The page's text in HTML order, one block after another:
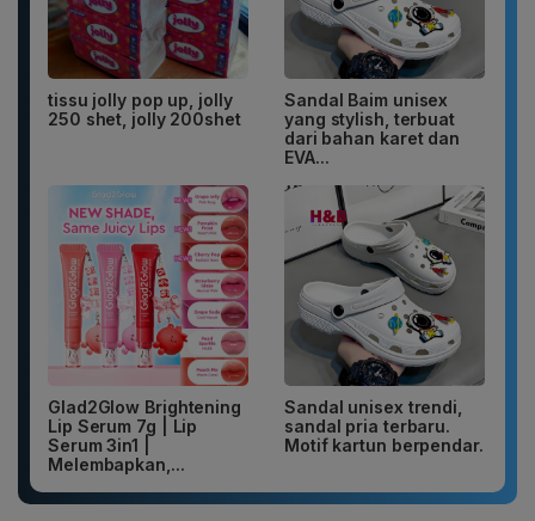
tissu jolly pop up, jolly
250 shet, jolly 200shet
Sandal Baim unisex
yang stylish, terbuat
dari bahan karet dan
EVA...
Glad2Glow Brightening
Lip Serum 7g | Lip
Serum 3in1 |
Melembapkan,...
Sandal unisex trendi,
sandal pria terbaru.
Motif kartun berpendar.